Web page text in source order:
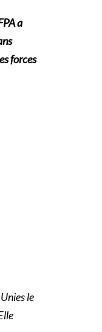
a
forces
le